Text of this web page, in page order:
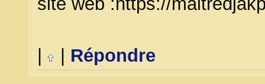
Répondre